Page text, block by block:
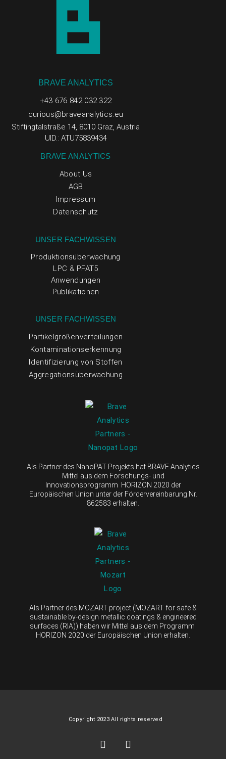
BRAVE ANALYTICS
+43 676 842 032 322
curious@braveanalytics.eu
Stiftingtalstraße 14, 8010 Graz, Austria
UID.: ATU75839434
BRAVE ANALYTICS
About Us
AGB
Impressum
Datenschutz
UNSER FACHWISSEN
Produktionsüberwachung
LPC & PFAT5
Anwendungen
Publikationen
UNSER FACHWISSEN
Partikelgrößenverteilungen
Kontaminationserkennung
Identifizierung von Stoffen
Aggregationsüberwachung
Als Partner des NanoPAT Projekts hat BRAVE Analytics
Mittel aus dem Forschungs- und
Innovationsprogramm HORIZON 2020 der
Europäischen Union unter der Fördervereinbarung Nr.
862583 erhalten.
Als Partner des MOZART project (MOZART for safe &
sustainable by-design metallic coatings & engineered
surfaces (RIA)) haben wir Mittel aus dem Programm
HORIZON 2020 der Europäischen Union erhalten.
Copyright 2023 All rights reserved